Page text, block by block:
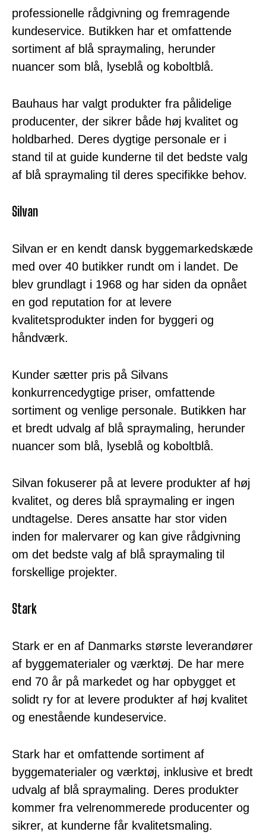
professionelle rådgivning og fremragende
kundeservice. Butikken har et omfattende
sortiment af blå spraymaling, herunder
nuancer som blå, lyseblå og koboltblå.
Bauhaus har valgt produkter fra pålidelige
producenter, der sikrer både høj kvalitet og
holdbarhed. Deres dygtige personale er i
stand til at guide kunderne til det bedste valg
af blå spraymaling til deres specifikke behov.
Silvan
Silvan er en kendt dansk byggemarkedskæde
med over 40 butikker rundt om i landet. De
blev grundlagt i 1968 og har siden da opnået
en god reputation for at levere
kvalitetsprodukter inden for byggeri og
håndværk.
Kunder sætter pris på Silvans
konkurrencedygtige priser, omfattende
sortiment og venlige personale. Butikken har
et bredt udvalg af blå spraymaling, herunder
nuancer som blå, lyseblå og koboltblå.
Silvan fokuserer på at levere produkter af høj
kvalitet, og deres blå spraymaling er ingen
undtagelse. Deres ansatte har stor viden
inden for malervarer og kan give rådgivning
om det bedste valg af blå spraymaling til
forskellige projekter.
Stark
Stark er en af Danmarks største leverandører
af byggematerialer og værktøj. De har mere
end 70 år på markedet og har opbygget et
solidt ry for at levere produkter af høj kvalitet
og enestående kundeservice.
Stark har et omfattende sortiment af
byggematerialer og værktøj, inklusive et bredt
udvalg af blå spraymaling. Deres produkter
kommer fra velrenommerede producenter og
sikrer, at kunderne får kvalitetsmaling.